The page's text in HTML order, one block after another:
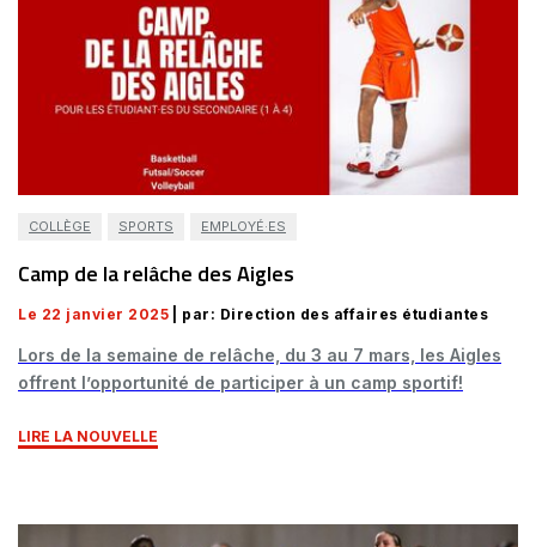
COLLÈGE SPORTS EMPLOYÉ·ES
Camp de la relâche des Aigles
Le 22 janvier 2025 | par: Direction des affaires étudiantes
Lors de la semaine de relâche, du 3 au 7 mars, les Aigles
offrent l’opportunité de participer à un camp sportif!
LIRE LA NOUVELLE